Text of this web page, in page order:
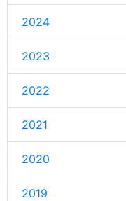
2024
2023
2022
2021
2020
2019